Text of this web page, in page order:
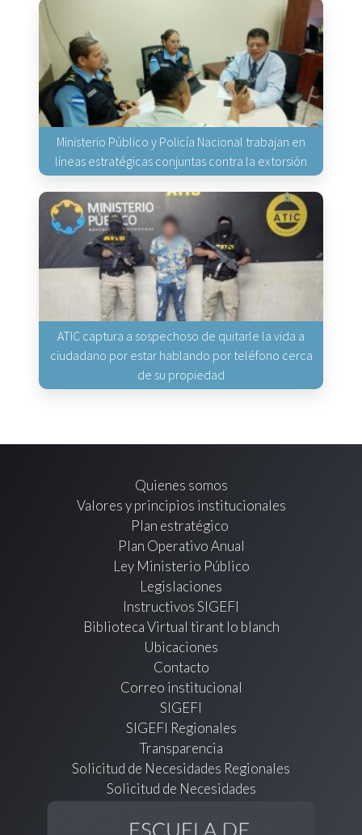
Ministerio Público y Policía Nacional trabajan en
líneas estratégicas conjuntas contra la extorsión
ATIC captura a sospechoso de quitarle la vida a
ciudadano por estar hablando por teléfono cerca
de su propiedad
Quienes somos
Valores y principios institucionales
Plan estratégico
Plan Operativo Anual
Ley Ministerio Público
Legislaciones
Instructivos SIGEFI
Biblioteca Virtual tirant lo blanch
Ubicaciones
Contacto
Correo institucional
SIGEFI
SIGEFI Regionales
Transparencia
Solicitud de Necesidades Regionales
Solicitud de Necesidades